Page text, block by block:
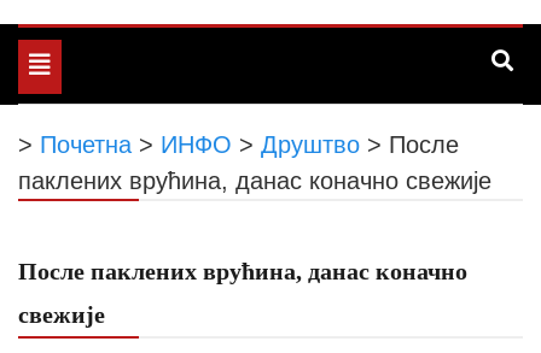
РТБ Бујановац
Toggle
navigation
> Почетна > ИНФО > Друштво > После
паклених врућина, данас коначно свежије
После паклених врућина, данас коначно
свежије